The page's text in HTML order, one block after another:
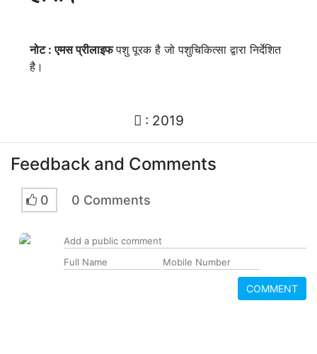
नोट : एमसप्रीलाइफपशु पूरक है जो पशुचिकित्सा द्वारा निर्देशित
है।
: 2019
Feedback and Comments
0 0 Comments
COMMENT